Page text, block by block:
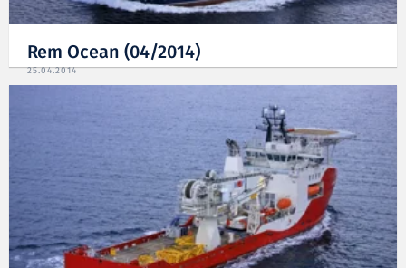
Rem Ocean (04/2014)
25.04.2014